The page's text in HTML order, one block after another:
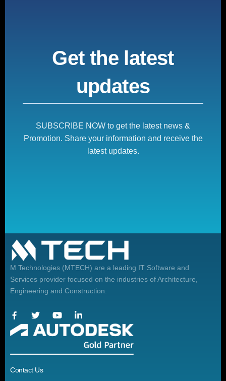
Get the latest
updates
SUBSCRIBE NOW to get the latest news &
Promotion. Share your information and receive the
latest updates.
M Technologies (MTECH) are a leading IT Software and
Services provider focused on the industries of Architecture,
Engineering and Construction.
Contact Us